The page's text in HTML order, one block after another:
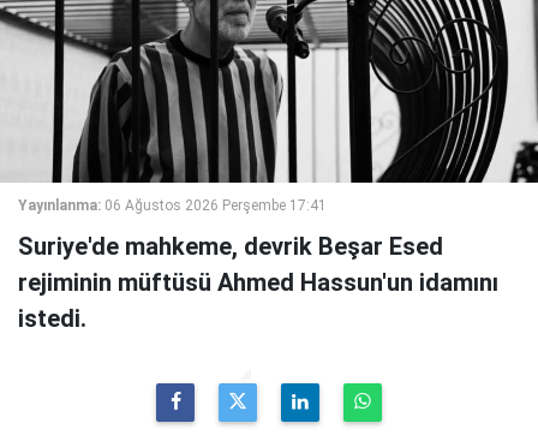
Yayınlanma: 06 Ağustos 2026 Perşembe 17:41
Suriye'de mahkeme, devrik Beşar Esed
rejiminin müftüsü Ahmed Hassun'un idamını
istedi.